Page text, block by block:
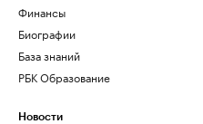
Финансы
Биографии
База знаний
РБК Образование
Новости